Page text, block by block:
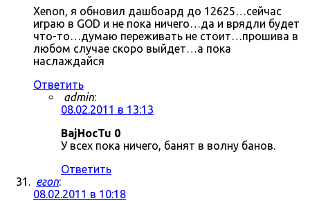
Xenon, я обновил дашбоард до 12625…сейчас
играю в GOD и не пока ничего…да и врядли будет
что-то…думаю переживать не стоит…прошива в
любом случае скоро выйдет…а пока
наслаждайся
Ответить
admin:
08.02.2011 в 13:13
BajHocTu 0
У всех пока ничего, банят в волну банов.
Ответить
егоп:
08.02.2011 в 10:18